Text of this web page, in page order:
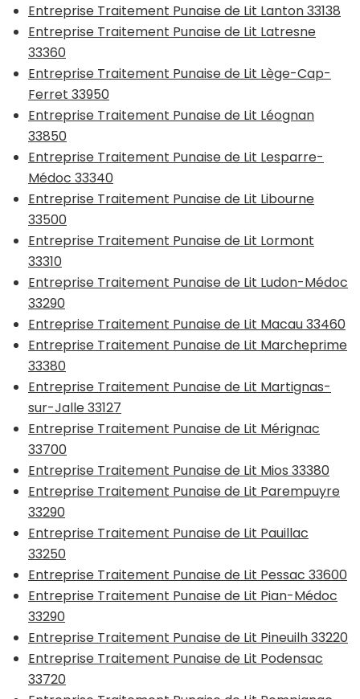
Entreprise Traitement Punaise de Lit Lanton 33138
Entreprise Traitement Punaise de Lit Latresne
33360
Entreprise Traitement Punaise de Lit Lège-Cap-
Ferret 33950
Entreprise Traitement Punaise de Lit Léognan
33850
Entreprise Traitement Punaise de Lit Lesparre-
Médoc 33340
Entreprise Traitement Punaise de Lit Libourne
33500
Entreprise Traitement Punaise de Lit Lormont
33310
Entreprise Traitement Punaise de Lit Ludon-Médoc
33290
Entreprise Traitement Punaise de Lit Macau 33460
Entreprise Traitement Punaise de Lit Marcheprime
33380
Entreprise Traitement Punaise de Lit Martignas-
sur-Jalle 33127
Entreprise Traitement Punaise de Lit Mérignac
33700
Entreprise Traitement Punaise de Lit Mios 33380
Entreprise Traitement Punaise de Lit Parempuyre
33290
Entreprise Traitement Punaise de Lit Pauillac
33250
Entreprise Traitement Punaise de Lit Pessac 33600
Entreprise Traitement Punaise de Lit Pian-Médoc
33290
Entreprise Traitement Punaise de Lit Pineuilh 33220
Entreprise Traitement Punaise de Lit Podensac
33720